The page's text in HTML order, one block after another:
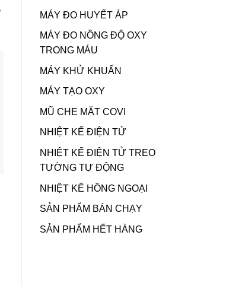
MÁY ĐO HUYẾT ÁP
MÁY ĐO NỒNG ĐỘ OXY
TRONG MÁU
MÁY KHỬ KHUẨN
MÁY TẠO OXY
MŨ CHE MẶT COVI
NHIỆT KẾ ĐIỆN TỬ
NHIỆT KẾ ĐIỆN TỬ TREO
TƯỜNG TỰ ĐỘNG
NHIỆT KẾ HỒNG NGOẠI
SẢN PHẨM BÁN CHẠY
SẢN PHẨM HẾT HÀNG